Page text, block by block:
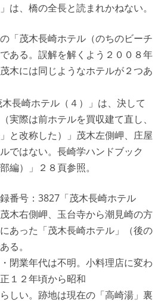
は、橋の全長と読まれかねない。
「茂木長崎ホテル（のちのビーチ
ある。誤解を解くよう２００８年
木には同じようなホテルが２つあ
長崎ホテル（４）」は、決して
実際は前ホテルを買収建て直し、
と改称した）」茂木左側岬、庄屋
ではない。長崎学ハンドブック
編）」２８頁参照。
番号：3827「茂木長崎ホテル
木右側岬、玉台寺から潮見崎の方
あった「茂木長崎ホテル」（後の
る。
閉業年代は不明。小料理店に変わ
１２年頃から昭和
しい。跡地は現在の「高崎湯」裏